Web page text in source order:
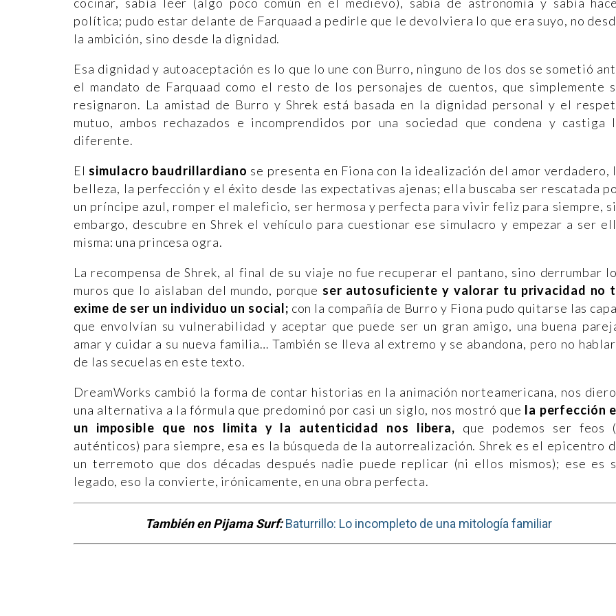
cocinar, sabía leer (algo poco común en el medievo), sabía de astronomía y sabía
política; pudo estar delante de Farquaad a pedirle que le devolviera lo que era suyo, no
la ambición, sino desde la dignidad.
Esa dignidad y autoaceptación es lo que lo une con Burro, ninguno de los dos se sometió
el mandato de Farquaad como el resto de los personajes de cuentos, que simplemente
resignaron. La amistad de Burro y Shrek está basada en la dignidad personal y el
mutuo, ambos rechazados e incomprendidos por una sociedad que condena y castiga
diferente.
El simulacro baudrillardiano se presenta en Fiona con la idealización del amor verdadero,
belleza, la perfección y el éxito desde las expectativas ajenas; ella buscaba ser rescatada
un príncipe azul, romper el maleficio, ser hermosa y perfecta para vivir feliz para siempre,
embargo, descubre en Shrek el vehículo para cuestionar ese simulacro y empezar a ser
misma: una princesa ogra.
La recompensa de Shrek, al final de su viaje no fue recuperar el pantano, sino derrumbar
muros que lo aislaban del mundo, porque ser autosuficiente y valorar tu privacidad no
exime de ser un individuo un social; con la compañía de Burro y Fiona pudo quitarse las
que envolvían su vulnerabilidad y aceptar que puede ser un gran amigo, una buena
amar y cuidar a su nueva familia… También se lleva al extremo y se abandona, pero no
de las secuelas en este texto.
DreamWorks cambió la forma de contar historias en la animación norteamericana, nos
una alternativa a la fórmula que predominó por casi un siglo, nos mostró que la perfección
un imposible que nos limita y la autenticidad nos libera, que podemos ser feos
auténticos) para siempre, esa es la búsqueda de la autorrealización. Shrek es el epicentro
un terremoto que dos décadas después nadie puede replicar (ni ellos mismos); ese es
legado, eso la convierte, irónicamente, en una obra perfecta.
También en Pijama Surf: Baturrillo: Lo incompleto de una mitología familiar